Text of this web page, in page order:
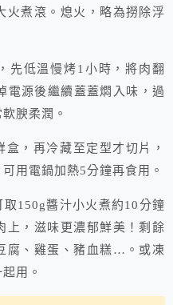
火煮滾。熄火，略為撈除浮
先低溫慢烤1小時，將肉翻
電源後繼續蓋蓋燜入味，過
腴柔潤。
，再冷藏至定型才切片，
用電鍋加熱5分鐘再食用。
150g醬汁小火煮約10分鐘
上，滋味更濃郁鮮美！剩餘
腐、雞蛋、豬血糕…。或凍
用。